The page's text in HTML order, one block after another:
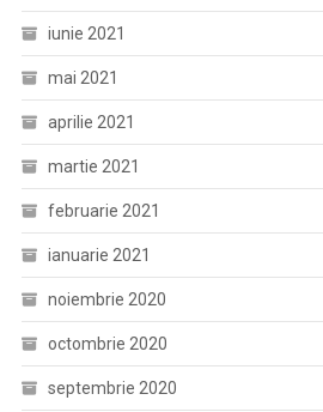
iunie 2021
mai 2021
aprilie 2021
martie 2021
februarie 2021
ianuarie 2021
noiembrie 2020
octombrie 2020
septembrie 2020